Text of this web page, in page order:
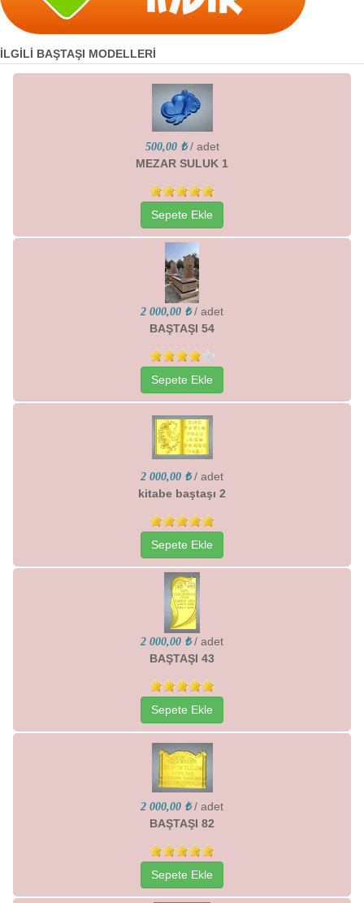
İLGİLİ BAŞTAŞI MODELLERİ
500,00 ₺ / adet
MEZAR SULUK 1
Sepete Ekle
2 000,00 ₺ / adet
BAŞTAŞI 54
Sepete Ekle
2 000,00 ₺ / adet
kitabe baştaşı 2
Sepete Ekle
2 000,00 ₺ / adet
BAŞTAŞI 43
Sepete Ekle
2 000,00 ₺ / adet
BAŞTAŞI 82
Sepete Ekle